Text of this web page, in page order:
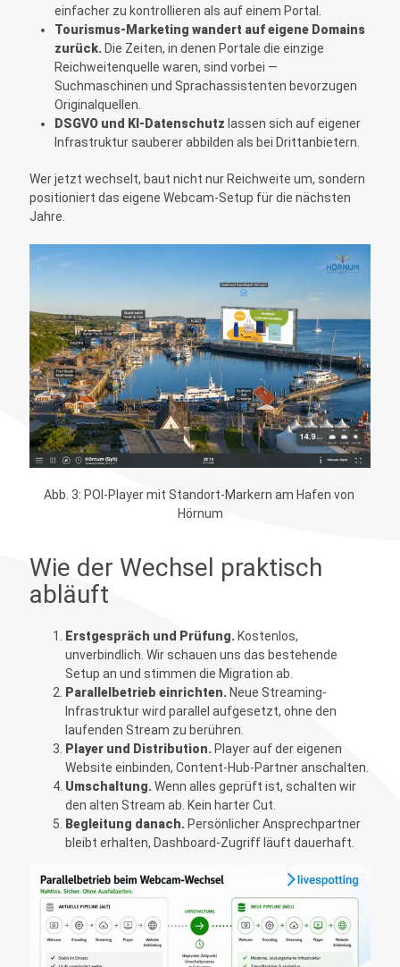
einfacher zu kontrollieren als auf einem Portal.
Tourismus-Marketing wandert auf eigene Domains
zurück. Die Zeiten, in denen Portale die einzige
Reichweitenquelle waren, sind vorbei —
Suchmaschinen und Sprachassistenten bevorzugen
Originalquellen.
DSGVO und KI-Datenschutz lassen sich auf eigener
Infrastruktur sauberer abbilden als bei Drittanbietern.
Wer jetzt wechselt, baut nicht nur Reichweite um, sondern
positioniert das eigene Webcam-Setup für die nächsten
Jahre.
Abb. 3: POI-Player mit Standort-Markern am Hafen von
Hörnum
Wie der Wechsel praktisch
abläuft
Erstgespräch und Prüfung. Kostenlos,
unverbindlich. Wir schauen uns das bestehende
Setup an und stimmen die Migration ab.
Parallelbetrieb einrichten. Neue Streaming-
Infrastruktur wird parallel aufgesetzt, ohne den
laufenden Stream zu berühren.
Player und Distribution. Player auf der eigenen
Website einbinden, Content-Hub-Partner anschalten.
Umschaltung. Wenn alles geprüft ist, schalten wir
den alten Stream ab. Kein harter Cut.
Begleitung danach. Persönlicher Ansprechpartner
bleibt erhalten, Dashboard-Zugriff läuft dauerhaft.